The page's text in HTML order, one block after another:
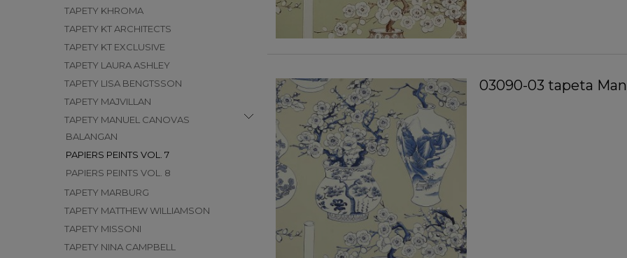
TAPETY KHROMA
TAPETY KT ARCHITECTS
TAPETY KT EXCLUSIVE
TAPETY LAURA ASHLEY
TAPETY LISA BENGTSSON
TAPETY MAJVILLAN
TAPETY MANUEL CANOVAS
BALANGAN
PAPIERS PEINTS VOL. 7
PAPIERS PEINTS VOL. 8
TAPETY MARBURG
TAPETY MATTHEW WILLIAMSON
TAPETY MISSONI
TAPETY NINA CAMPBELL
03090-03 tapeta